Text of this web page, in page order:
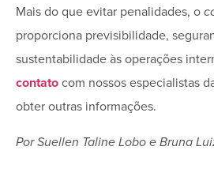
Mais do que evitar penalidades, o
proporciona previsibilidade,
sustentabilidade às operações
contato com nossos especialistas
obter outras informações.
Por Suellen Taline Lobo e Bruna